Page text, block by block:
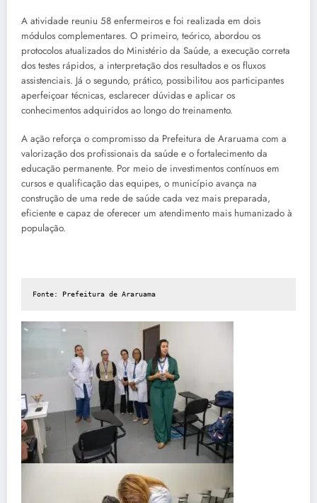
A atividade reuniu 58 enfermeiros e foi realizada em dois
módulos complementares. O primeiro, teórico, abordou os
protocolos atualizados do Ministério da Saúde, a execução correta
dos testes rápidos, a interpretação dos resultados e os fluxos
assistenciais. Já o segundo, prático, possibilitou aos participantes
aperfeiçoar técnicas, esclarecer dúvidas e aplicar os
conhecimentos adquiridos ao longo do treinamento.
A ação reforça o compromisso da Prefeitura de Araruama com a
valorização dos profissionais da saúde e o fortalecimento da
educação permanente. Por meio de investimentos contínuos em
cursos e qualificação das equipes, o município avança na
construção de uma rede de saúde cada vez mais preparada,
eficiente e capaz de oferecer um atendimento mais humanizado à
população.
Fonte: Prefeitura de Araruama